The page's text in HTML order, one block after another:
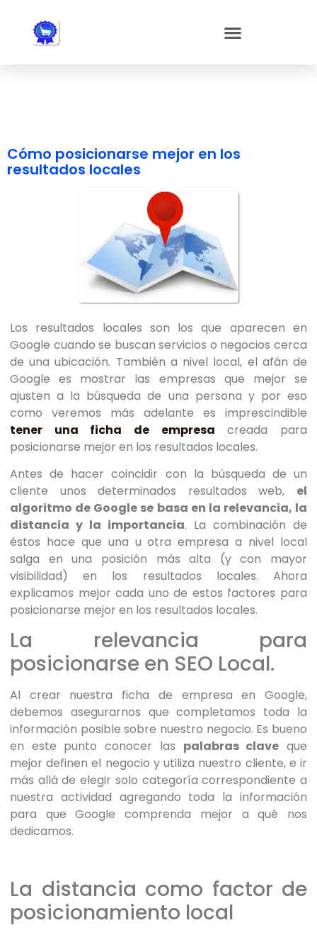
accesibilidad.
Cómo posicionarse mejor en los
resultados locales
Los resultados locales son los que aparecen en
Google cuando se buscan servicios o negocios cerca
de una ubicación. También a nivel local, el afán de
Google es mostrar las empresas que mejor se
ajusten a la búsqueda de una persona y por eso
como veremos más adelante es imprescindible
tener una ficha de empresa creada para
posicionarse mejor en los resultados locales.
Antes de hacer coincidir con la búsqueda de un
cliente unos determinados resultados web, el
algoritmo de Google se basa en la relevancia, la
distancia y la importancia. La combinación de
éstos hace que una u otra empresa a nivel local
salga en una posición más alta (y con mayor
visibilidad) en los resultados locales. Ahora
explicamos mejor cada uno de estos factores para
posicionarse mejor en los resultados locales.
La relevancia para
posicionarse en SEO Local.
Al crear nuestra ficha de empresa en Google,
debemos asegurarnos que completamos toda la
información posible sobre nuestro negocio. Es bueno
en este punto conocer las palabras clave que
mejor definen el negocio y utiliza nuestro cliente, e ir
más allá de elegir solo categoría correspondiente a
nuestra actividad agregando toda la información
para que Google comprenda mejor a qué nos
dedicamos.
La distancia como factor de
posicionamiento local